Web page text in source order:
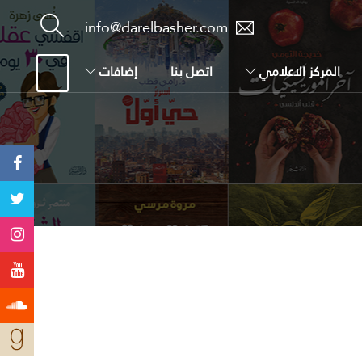
info@darelbasher.com
المركز الاعلامي اتصل بنا إضافات